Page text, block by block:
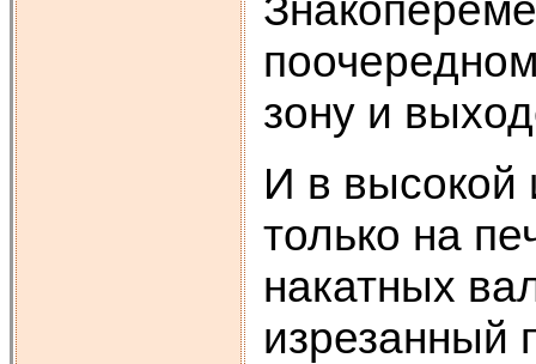
зону и
И в высокой
только на
накатных
изрезанный